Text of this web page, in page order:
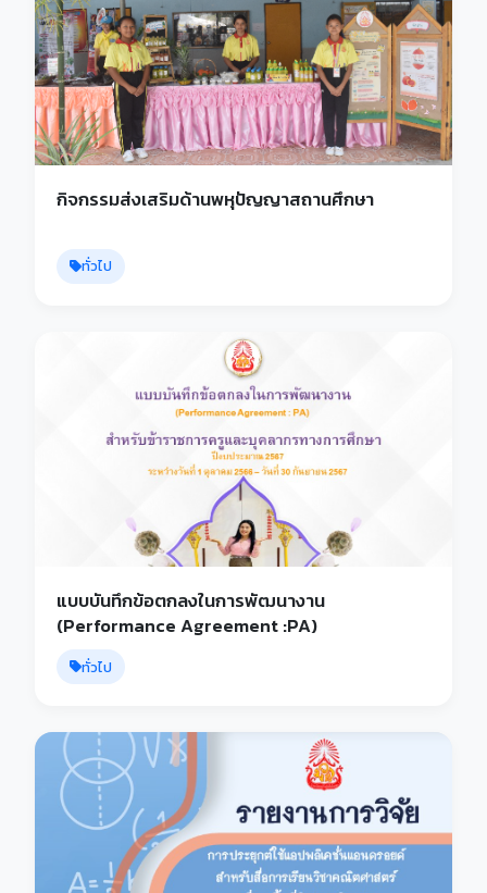
กิจกรรมส่งเสริมด้านพหุปัญญาสถานศึกษา
ทั่วไป
แบบบันทึกข้อตกลงในการพัฒนางาน
(Performance Agreement :PA)
ทั่วไป